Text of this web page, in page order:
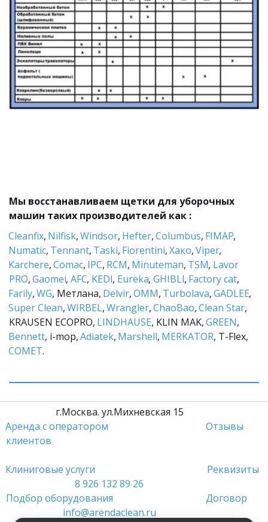
Мы восстанавливаем щетки для уборочных
машин таких производителей как :
Cleanfix, Nilfisk, Windsor, Hefter, Columbus, FIMAP
Numatic, Tennant, Taski, Fiorentini, Хако, Viper
Karchere, Comac, IPC, RCM, Minuteman, TSM, Lavor
PRO, Gaomei, AFC, KEDI, Eureka, GHIBLI, Factory cat
Farily, WG, Метлана, Delvir, ОММ, Turbolava, GADLEE
Super Clean, WIRBEL, Wrangler, ChaoBao, Clean Star,
KRAUSEN ECOPRO, LINDHAUSE, KLIN MAK, GREEN
Bennett, i-mop, Adiatek, Marshell, MERKATOR
COMET.
Аренда с оператором
Отзывы
клиентов
Клиниговые услуги
Реквизиты
8 926 132 89 26
Подбор оборудования
Договор
info@arendaclean.ru